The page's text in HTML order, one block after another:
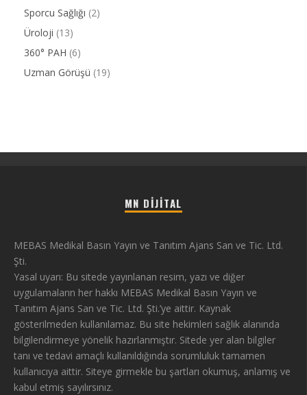
Sporcu Sağlığı (2)
Üroloji (13)
360° PAH (6)
Uzman Görüşü (19)
MN DIJITAL
MEBAS Medikal Basın Yayın ve Tanıtım Ajans San ve Tic. Ltd.
Şti.
Yasal uyarı: Bu sitede yayınlanan resim, yazı ve diğer
uygulamaların her hakkı MEBAS Medikal Basın Yayın ve
Tanıtım Ajans San ve Tic. Ltd. Şti.’ye aittir. Kaynak
gösterilmeden kullanılamaz. Bu site hekimleri sağlık alanında
bilgilendirmeye yönelik hazırlanmıştır. Sitede yer alan bilgiler
tanı ve tedavi amaçlı kullanıldığında sorumluluk tamamen
kullanıcıya aittir. Siteye girmekle bu şartları okumuş, anlamış ve
kabul etmiş sayılırsınız.